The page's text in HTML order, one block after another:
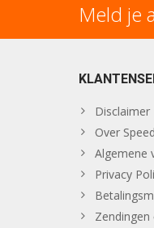
Meld je
Disclaimer
Over
Algemene
Privacy